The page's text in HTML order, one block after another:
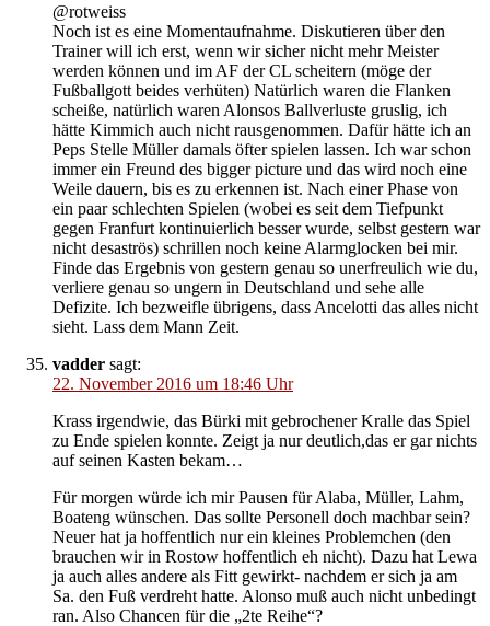
@rotweiss
Noch ist es eine Momentaufnahme. Diskutieren über den
Trainer will ich erst, wenn wir sicher nicht mehr Meister
werden können und im AF der CL scheitern (möge der
Fußballgott beides verhüten) Natürlich waren die Flanken
scheiße, natürlich waren Alonsos Ballverluste gruslig, ich
hätte Kimmich auch nicht rausgenommen. Dafür hätte ich an
Peps Stelle Müller damals öfter spielen lassen. Ich war schon
immer ein Freund des bigger picture und das wird noch eine
Weile dauern, bis es zu erkennen ist. Nach einer Phase von
ein paar schlechten Spielen (wobei es seit dem Tiefpunkt
gegen Franfurt kontinuierlich besser wurde, selbst gestern war
nicht desaströs) schrillen noch keine Alarmglocken bei mir.
Finde das Ergebnis von gestern genau so unerfreulich wie du,
verliere genau so ungern in Deutschland und sehe alle
Defizite. Ich bezweifle übrigens, dass Ancelotti das alles nicht
sieht. Lass dem Mann Zeit.
vadder sagt:
22. November 2016 um 18:46 Uhr
Krass irgendwie, das Bürki mit gebrochener Kralle das Spiel
zu Ende spielen konnte. Zeigt ja nur deutlich,das er gar nichts
auf seinen Kasten bekam…
Für morgen würde ich mir Pausen für Alaba, Müller, Lahm,
Boateng wünschen. Das sollte Personell doch machbar sein?
Neuer hat ja hoffentlich nur ein kleines Problemchen (den
brauchen wir in Rostow hoffentlich eh nicht). Dazu hat Lewa
ja auch alles andere als Fitt gewirkt- nachdem er sich ja am
Sa. den Fuß verdreht hatte. Alonso muß auch nicht unbedingt
ran. Also Chancen für die „2te Reihe“?